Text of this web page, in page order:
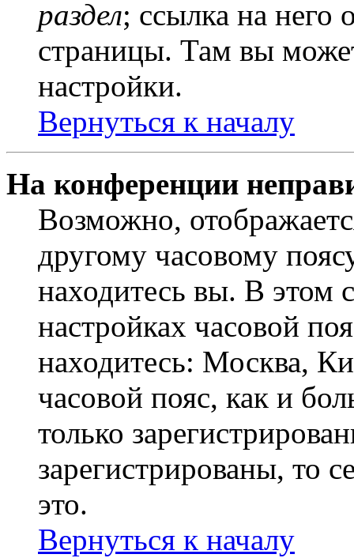
раздел; ссылка на него
страницы. Там вы
настройки.
Вернуться к началу
На конференции
Возможно,
другому часовому
находитесь вы. В этом
настройках часовой
находитесь: Москва,
часовой пояс, как и
только
зарегистрированы, то
это.
Вернуться к началу